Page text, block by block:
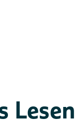
Lesen